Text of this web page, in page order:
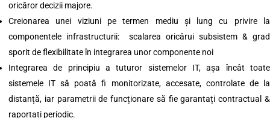
oricăror decizii majore.
Creionarea unei viziuni pe termen mediu și lung cu privire la
componentele infrastructurii: scalarea oricărui subsistem & grad
sporit de flexibilitate în integrarea unor componente noi
Integrarea de principiu a tuturor sistemelor IT, așa încât toate
sistemele IT să poată fi monitorizate, accesate, controlate de la
distanță, iar parametrii de funcționare să fie garantați contractual &
raportați periodic.